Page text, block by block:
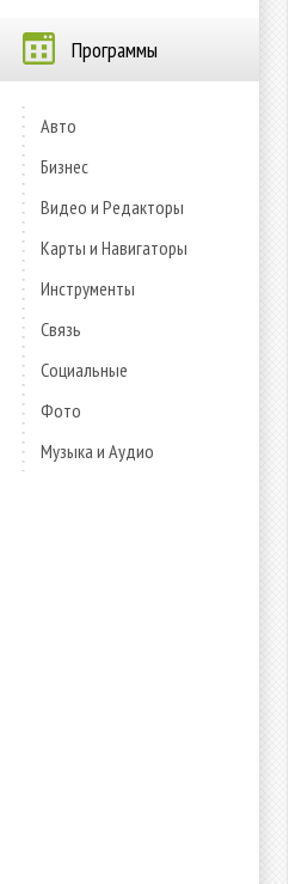
Программы
Авто
Бизнес
Видео и Редакторы
Карты и Навигаторы
Инструменты
Связь
Социальные
Фото
Музыка и Аудио